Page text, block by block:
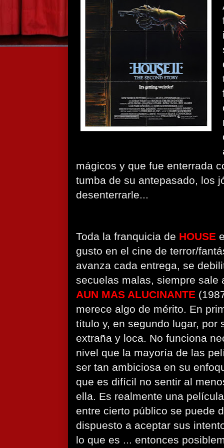
mágicos y que fue enterrada
tumba de su antepasado, los
desenterrarle...
Toda la franquicia de HOUSE
gusto en el cine de terror/
avanza cada entrega, se
secuelas malas, siempre sale
AUN MAS ALUCINANTE
merece algo de mérito. En
título y, en segundo lugar, por
extraña y loca. No funciona
nivel que la mayoría de las
ser tan ambiciosa en su
que es difícil no sentir al
ella. Es realmente una
entre cierto público se puede
dispuesto a aceptar sus
lo que es ... entonces